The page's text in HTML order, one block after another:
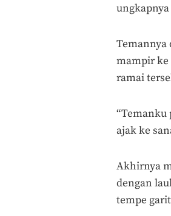
Temannya
mampir ke
ramai
“Temanku
ajak ke
Akhirnya
dengan
tempe